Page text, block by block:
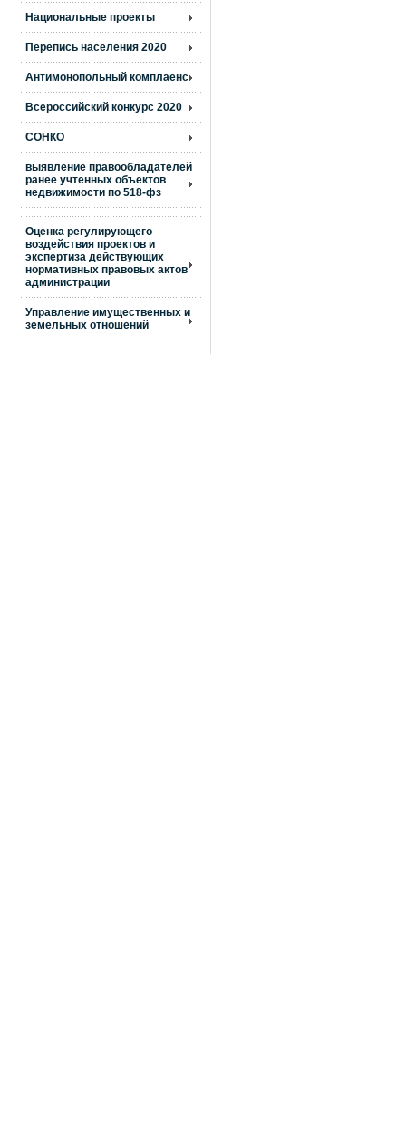
Национальные проекты
Перепись населения 2020
Антимонопольный комплаенс
Всероссийский конкурс 2020
СОНКО
выявление правообладателей
ранее учтенных объектов
недвижимости по 518-фз
Оценка регулирующего
воздействия проектов и
экспертиза действующих
нормативных правовых актов
администрации
Управление имущественных и
земельных отношений